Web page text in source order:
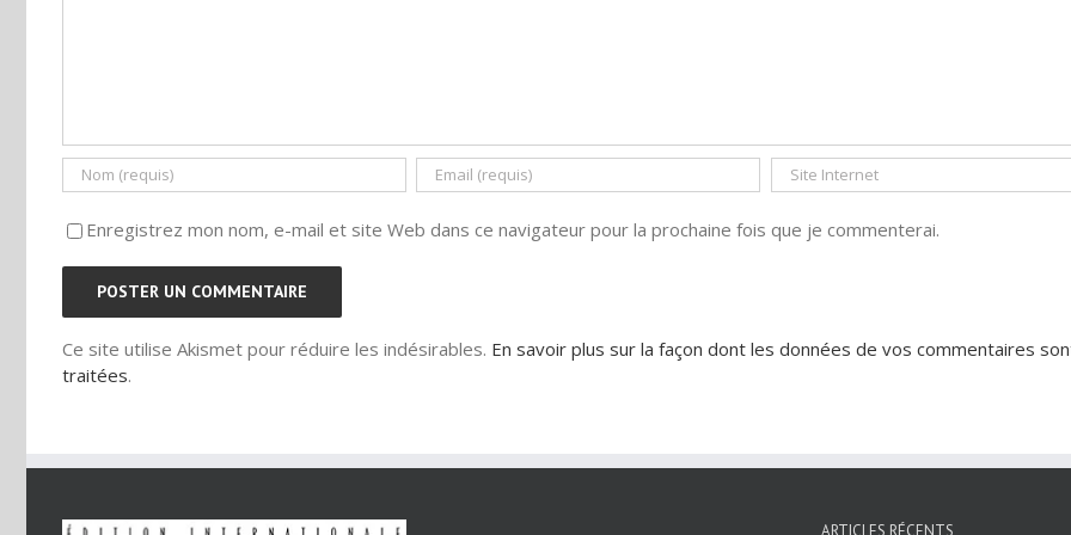
Enregistrez mon nom, e-mail et site Web dans ce navigateur pour la prochaine fois que je commenterai.
Ce site utilise Akismet pour réduire les indésirables. En savoir plus sur la façon dont les données de vos commentaires
traitées.
ARTICLES RÉCENTS